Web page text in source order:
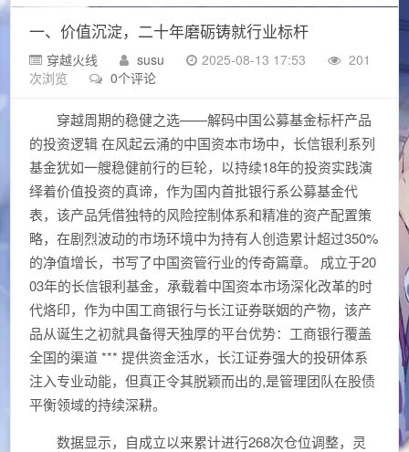
一、价值沉淀，二十年磨砺铸就行业标杆
穿越火线 susu 2025-08-13 17:53
201
次浏览
0个评论
穿越周期的稳健之选——解码中国公募基金标杆产品
的投资逻辑 在风起云涌的中国资本市场中，长信银利系列
基金犹如一艘稳健前行的巨轮，以持续18年的投资实践演
绎着价值投资的真谛，作为国内首批银行系公募基金代
表，该产品凭借独特的风险控制体系和精准的资产配置策
略，在剧烈波动的市场环境中为持有人创造累计超过350%
的净值增长，书写了中国资管行业的传奇篇章。 成立于20
03年的长信银利基金，承载着中国资本市场深化改革的时
代烙印，作为中国工商银行与长江证券联姻的产物，该产
品从诞生之初就具备得天独厚的平台优势：工商银行覆盖
全国的渠道 *** 提供资金活水，长江证券强大的投研体系
注入专业动能，但真正令其脱颖而出的,是管理团队在股债
平衡领域的持续深耕。
数据显示，自成立以来累计进行268次仓位调整，灵